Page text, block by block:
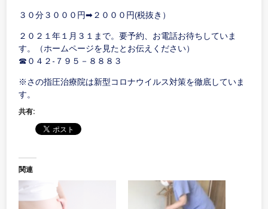
３０分３０００円➡２０００円(税抜き）
２０２１年１月３１まで。要予約、お電話お待ちしていま
す。（ホームページを見たとお伝えください）
☎０４２-７９５－８８８３
※さの指圧治療院は新型コロナウイルス対策を徹底していま
す。
共有:
関連